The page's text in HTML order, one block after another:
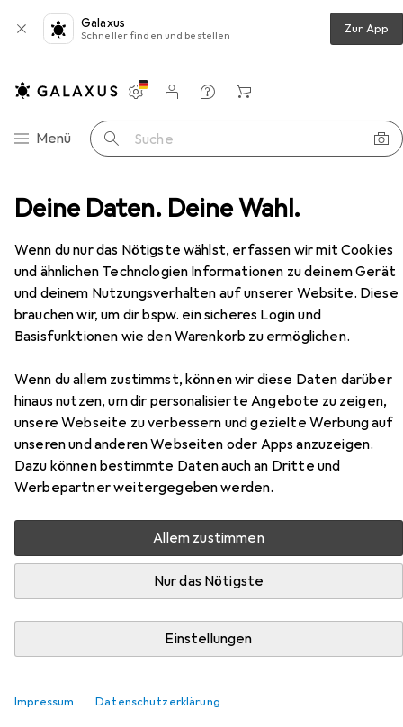
Deine Daten. Deine Wahl.
Wenn du nur das Nötigste wählst, erfassen wir mit Cookies
und ähnlichen Technologien Informationen zu deinem Gerät
und deinem Nutzungsverhalten auf unserer Website. Diese
brauchen wir, um dir bspw. ein sicheres Login und
Basisfunktionen wie den Warenkorb zu ermöglichen.
Wenn du allem zustimmst, können wir diese Daten darüber
hinaus nutzen, um dir personalisierte Angebote zu zeigen,
unsere Webseite zu verbessern und gezielte Werbung auf
unseren und anderen Webseiten oder Apps anzuzeigen.
Dazu können bestimmte Daten auch an Dritte und
Werbepartner weitergegeben werden.
Allem zustimmen
Nur das Nötigste
Einstellungen
Impressum Datenschutzerklärung
Galaxus
Schneller finden und bestellen Zur App
Navigation nach Kategorien
Menü Suche
Einstellungen
Kundenkonto
Vergleichslisten
Merklisten
Warenkorb
für Kinder Ninco YOKO Elektromotor 1:18 Drift-Car
EUR
37,03
Ninco YOKO Elektromotor 1:18 Drift-
Car
Zubehör für Ninco YOKO
Elektromotor 1:18 Drift-Car
Hier findest du passendes Zubehör zum Produkt Ninco
YOKO Elektromotor 1:18 Drift-Car aus der Kategorie
Batterien + Akkus.
Relevanz